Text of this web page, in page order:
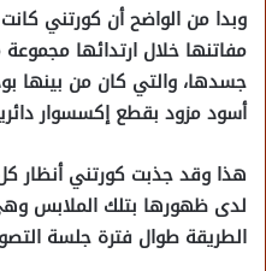
وبدا من الواضح أن كورتني
مفاتنها خلال ارتدائها
جسدها، والتي كان من بينها
أسود مزود بقطع إكسسوار
هذا وقد جذبت كورتني أنظار
لدى ظهورها بتلك الملابس
الطريقة طوال فترة جلسة